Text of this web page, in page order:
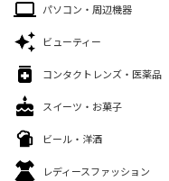
パソコン・周辺機器
ビューティー
コンタクトレンズ・医薬品
スイーツ・お菓子
ビール・洋酒
レディースファッション